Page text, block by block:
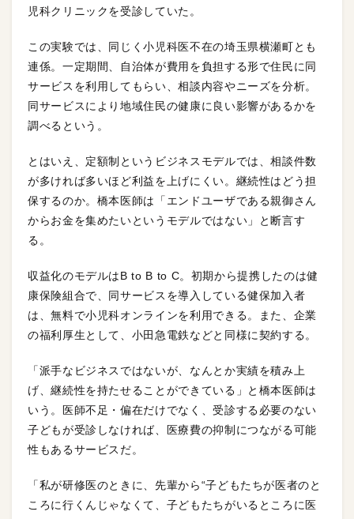
児科クリニックを受診していた。
この実験では、同じく小児科医不在の埼玉県横瀬町とも
連係。一定期間、自治体が費用を負担する形で住民に同
サービスを利用してもらい、相談内容やニーズを分析。
同サービスにより地域住民の健康に良い影響があるかを
調べるという。
とはいえ、定額制というビジネスモデルでは、相談件数
が多ければ多いほど利益を上げにくい。継続性はどう担
保するのか。橋本医師は「エンドユーザである親御さん
からお金を集めたいというモデルではない」と断言す
る。
収益化のモデルはB to B to C。初期から提携したのは健
康保険組合で、同サービスを導入している健保加入者
は、無料で小児科オンラインを利用できる。また、企業
の福利厚生として、小田急電鉄などと同様に契約する。
「派手なビジネスではないが、なんとか実績を積み上
げ、継続性を持たせることができている」と橋本医師は
いう。医師不足・偏在だけでなく、受診する必要のない
子どもが受診しなければ、医療費の抑制につながる可能
性もあるサービスだ。
「私が研修医のときに、先輩から“子どもたちが医者のと
ころに行くんじゃなくて、子どもたちがいるところに医